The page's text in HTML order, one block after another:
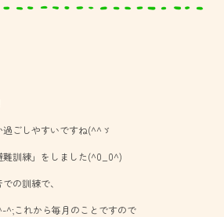
ごしやすいですね(^^ゞ
難訓練」をしました(^0_0^)
の訓練で、
^;これから毎月のことですので